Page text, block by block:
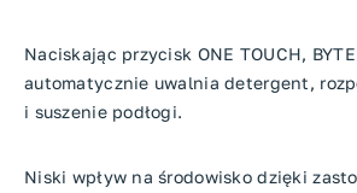
Naciskając przycisk ONE TOUCH,
automatycznie uwalnia detergent,
i suszenie podłogi.
Niski wpływ na środowisko dzięki